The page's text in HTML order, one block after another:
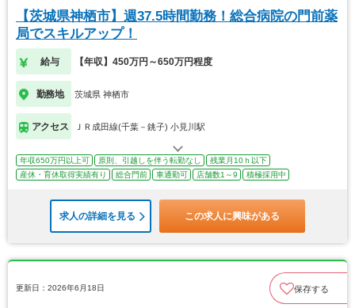
【茨城県神栖市】週37.5時間勤務！総合病院の門前薬
局でスキルアップ！
給与 【年収】450万円～650万円程度
勤務地 茨城県 神栖市
アクセス ＪＲ成田線(千葉－銚子) 小見川駅
年収650万円以上可 原則、引越しを伴う転勤なし
残業月10ｈ以下
産休・育休取得実績有り
総合門前 車通勤可 店舗数1～9 積極採用中
求人の詳細を見る この求人に興味がある
更新日：2026年6月18日 保存する